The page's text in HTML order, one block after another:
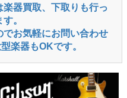
器買取、下取りも行っ
。
お気軽にお問い合わせ
楽器もOKです。